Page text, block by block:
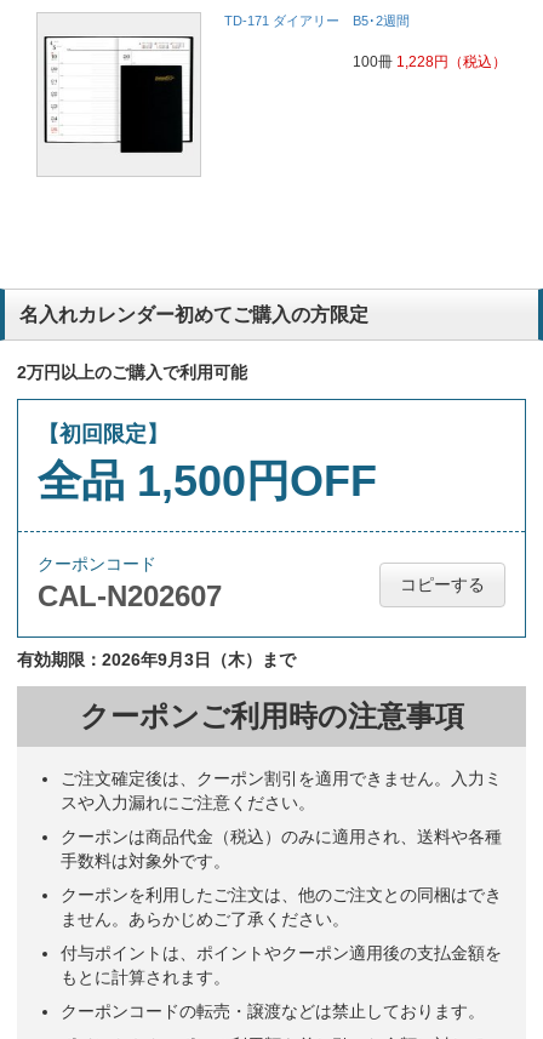
TD-171 ダイアリー B5･2週間
100冊 1,228円 （税込）
名入れカレンダー初めてご購入の方限定
2万円以上のご購入で利用可能
【初回限定】
全品 1,500円OFF
クーポンコード
CAL-N202607 コピーする
有効期限：2026年9月3日（木）まで
クーポンご利用時の注意事項
ご注文確定後は、クーポン割引を適用できません。入力ミ
スや入力漏れにご注意ください。
クーポンは商品代金（税込）のみに適用され、送料や各種
手数料は対象外です。
クーポンを利用したご注文は、他のご注文との同梱はでき
ません。あらかじめご了承ください。
付与ポイントは、ポイントやクーポン適用後の支払金額を
もとに計算されます。
クーポンコードの転売・譲渡などは禁止しております。